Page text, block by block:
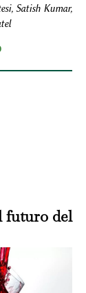
Satish Kumar,
futuro del